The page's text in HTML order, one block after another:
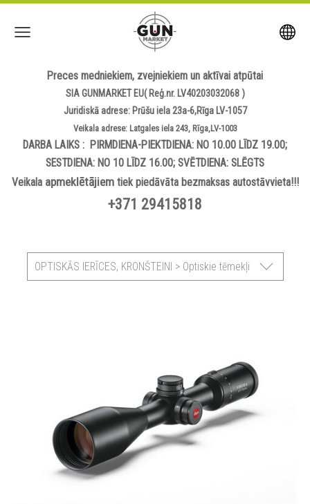
Preces medniekiem, zvejniekiem un aktīvai atpūtai
SIA GUNMARKET EU( Reģ.nr. LV40203032068 )
Juridiskā adrese: Prūšu iela 23a-6,Rīga LV-1057
Veikala adrese: Latgales iela 243, Rīga,LV-1003
DARBA LAIKS : PIRMDIENA-PIEKTDIENA: NO 10.00 LĪDZ 19.00;
SESTDIENA: NO 10 LĪDZ 16.00; SVĒTDIENA: SLĒGTS
Veikala apmeklētājiemtiek piedāvāta bezmaksas autostāvvieta!!!
+371 29415818
OPTISKĀS IERĪCES, KRONŠTEINI > Optiskie tēmekļi